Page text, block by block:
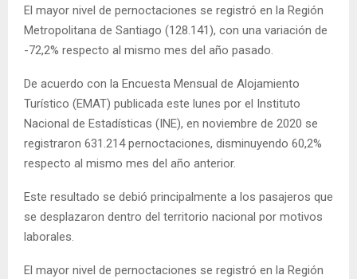
U
El mayor nivel de pernoctaciones se registró en la Región
Metropolitana de Santiago (128.141), con una variación de
-72,2% respecto al mismo mes del año pasado.
De acuerdo con la Encuesta Mensual de Alojamiento
Turístico (EMAT) publicada este lunes por el Instituto
Nacional de Estadísticas (INE), en noviembre de 2020 se
registraron 631.214 pernoctaciones, disminuyendo 60,2%
respecto al mismo mes del año anterior.
Este resultado se debió principalmente a los pasajeros que
se desplazaron dentro del territorio nacional por motivos
laborales.
El mayor nivel de pernoctaciones se registró en la Región